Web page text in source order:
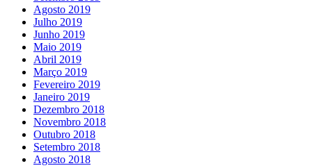
Agosto 2019
Julho 2019
Junho 2019
Maio 2019
Abril 2019
Março 2019
Fevereiro 2019
Janeiro 2019
Dezembro 2018
Novembro 2018
Outubro 2018
Setembro 2018
Agosto 2018